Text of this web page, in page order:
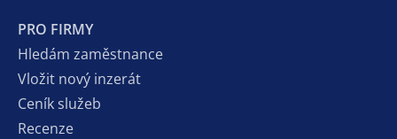
PRO FIRMY
Hledám zaměstnance
Vložit nový inzerát
Ceník služeb
Recenze